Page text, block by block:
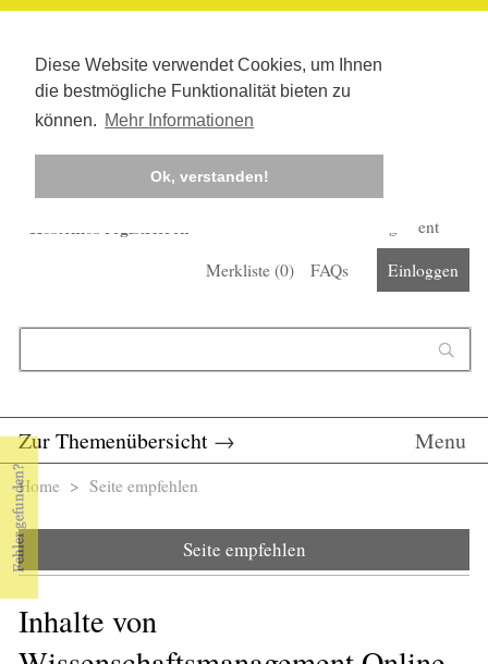
Diese Website verwendet Cookies, um Ihnen
die bestmögliche Funktionalität bieten zu
können. Mehr Informationen
Ok, verstanden!
Kostenlos registrieren
Corona-Management
Merkliste (0) FAQs Einloggen
Zur Themenübersicht → Menu
Sie sind hier
Home > Seite empfehlen
Seite empfehlen
Inhalte von